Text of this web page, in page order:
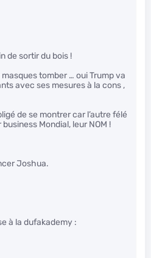
de sortir du bois !
tomber … oui Trump va
avec ses mesures à la cons ,
de se montrer car l’autre félé
Mondial, leur NOM !
Joshua.
à la dufakademy :